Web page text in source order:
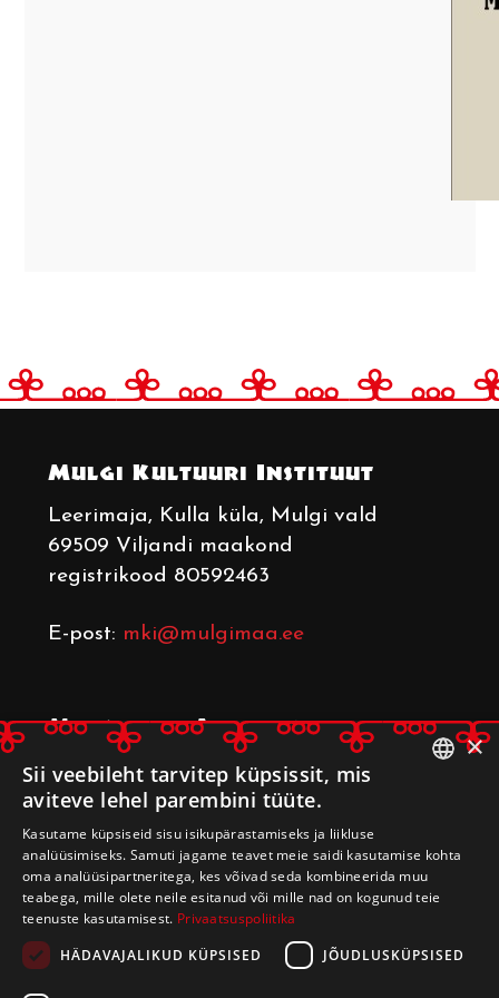
Mulgi Kultuuri Instituut
Leerimaja, Kulla küla, Mulgi vald
69509 Viljandi maakond
registrikood 80592463
E-post: mki@mulgimaa.ee
Mulgimaa Arenduskoda
Leerimaja , Kulla küla, Mulgi vald
69509 Viljandi maakond
registrikood 80233014
E-post:arenduskoda@mulgimaa.ee
×
Sii veebileht tarvitep küpsissit, mis
aviteve lehel parembini tüüte.
Kasutame küpsiseid sisu isikupärastamiseks ja liikluse
analüüsimiseks. Samuti jagame teavet meie saidi kasutamise kohta
oma analüüsipartneritega, kes võivad seda kombineerida muu
teabega, mille olete neile esitanud või mille nad on kogunud teie
teenuste kasutamisest. Privaatsuspoliitika
HÄDAVAJALIKUD KÜPSISED
JÕUDLUSKÜPSISED